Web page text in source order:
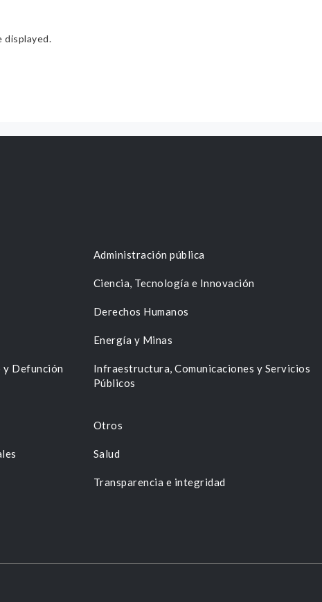
displayed.
Administración pública
Ciencia, Tecnología e Innovación
Derechos Humanos
Energía y Minas
y Defunción
Infraestructura, Comunicaciones y Servicios
Públicos
Otros
Salud
Transparencia e integridad